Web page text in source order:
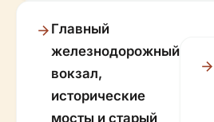
Главный
железнодорожный
вокзал,
исторические
мосты и старый